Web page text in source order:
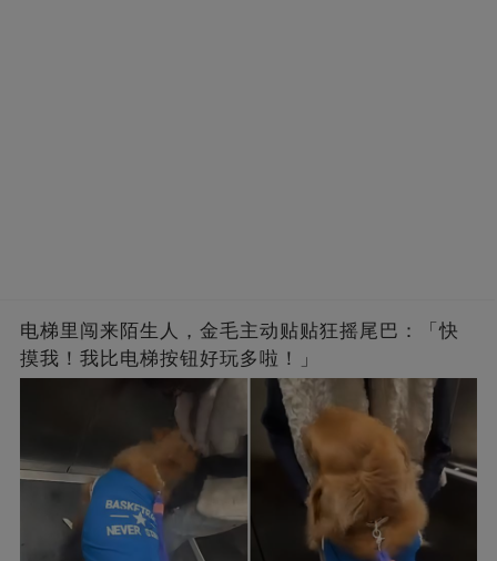
电梯里闯来陌生人，金毛主动贴贴狂摇尾巴：「快
摸我！我比电梯按钮好玩多啦！」